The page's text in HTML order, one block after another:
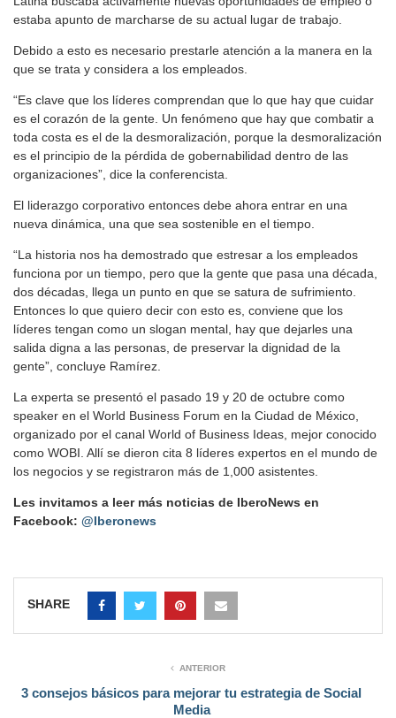
estaba apunto de marcharse de su actual lugar de trabajo.
Debido a esto es necesario prestarle atención a la manera en la
que se trata y considera a los empleados.
“Es clave que los líderes comprendan que lo que hay que cuidar
es el corazón de la gente. Un fenómeno que hay que combatir a
toda costa es el de la desmoralización, porque la desmoralización
es el principio de la pérdida de gobernabilidad dentro de las
organizaciones”, dice la conferencista.
El liderazgo corporativo entonces debe ahora entrar en una
nueva dinámica, una que sea sostenible en el tiempo.
“La historia nos ha demostrado que estresar a los empleados
funciona por un tiempo, pero que la gente que pasa una década,
dos décadas, llega un punto en que se satura de sufrimiento.
Entonces lo que quiero decir con esto es, conviene que los
líderes tengan como un slogan mental, hay que dejarles una
salida digna a las personas, de preservar la dignidad de la
gente”, concluye Ramírez.
La experta se presentó el pasado 19 y 20 de octubre como
speaker en el World Business Forum en la Ciudad de México,
organizado por el canal World of Business Ideas, mejor conocido
como WOBI. Allí se dieron cita 8 líderes expertos en el mundo de
los negocios y se registraron más de 1,000 asistentes.
Les invitamos a leer más noticias de IberoNews en
Facebook: @Iberonews
SHARE
ANTERIOR
3 consejos básicos para mejorar tu estrategia de Social
Media